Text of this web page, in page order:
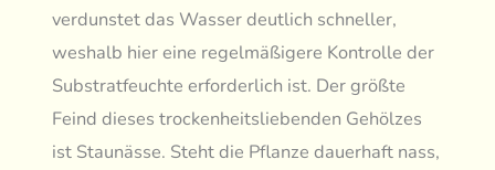
verdunstet das Wasser deutlich schneller,
weshalb hier eine regelmäßigere Kontrolle der
Substratfeuchte erforderlich ist. Der größte
Feind dieses trockenheitsliebenden Gehölzes
ist Staunässe. Steht die Pflanze dauerhaft nass,